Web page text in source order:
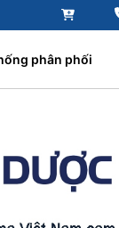
phân phối